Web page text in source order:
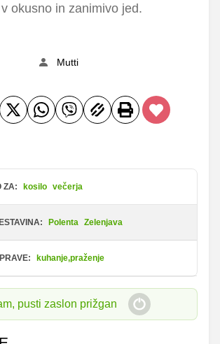
okusno in zanimivo jed.
Mutti
ZA: kosilo večerja
Polenta Zelenjava
kuhanje,praženje
pusti zaslon prižgan